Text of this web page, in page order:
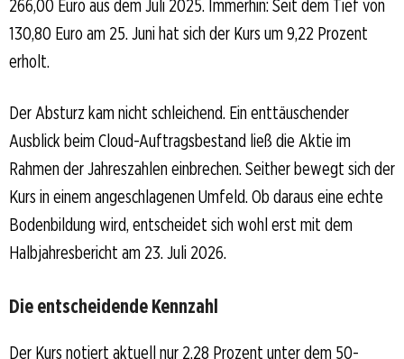
266,00 Euro aus dem Juli 2025. Immerhin: Seit dem Tief von
130,80 Euro am 25. Juni hat sich der Kurs um 9,22 Prozent
erholt.
Der Absturz kam nicht schleichend. Ein enttäuschender
Ausblick beim Cloud-Auftragsbestand ließ die Aktie im
Rahmen der Jahreszahlen einbrechen. Seither bewegt sich der
Kurs in einem angeschlagenen Umfeld. Ob daraus eine echte
Bodenbildung wird, entscheidet sich wohl erst mit dem
Halbjahresbericht am 23. Juli 2026.
Die entscheidende Kennzahl
Der Kurs notiert aktuell nur 2,28 Prozent unter dem 50-